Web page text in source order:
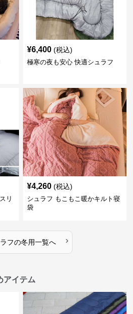
¥6,400 (税込)
極寒の夜も安心 快適シュラフ
リ
¥4,260 (税込)
シュラフ もこもこ暖かキルト寝
袋
フの冬用一覧へ ›
アイテム